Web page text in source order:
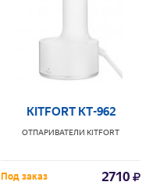
KITFORT КТ-962
ОТПАРИВАТЕЛИ KITFORT
Под заказ 2710